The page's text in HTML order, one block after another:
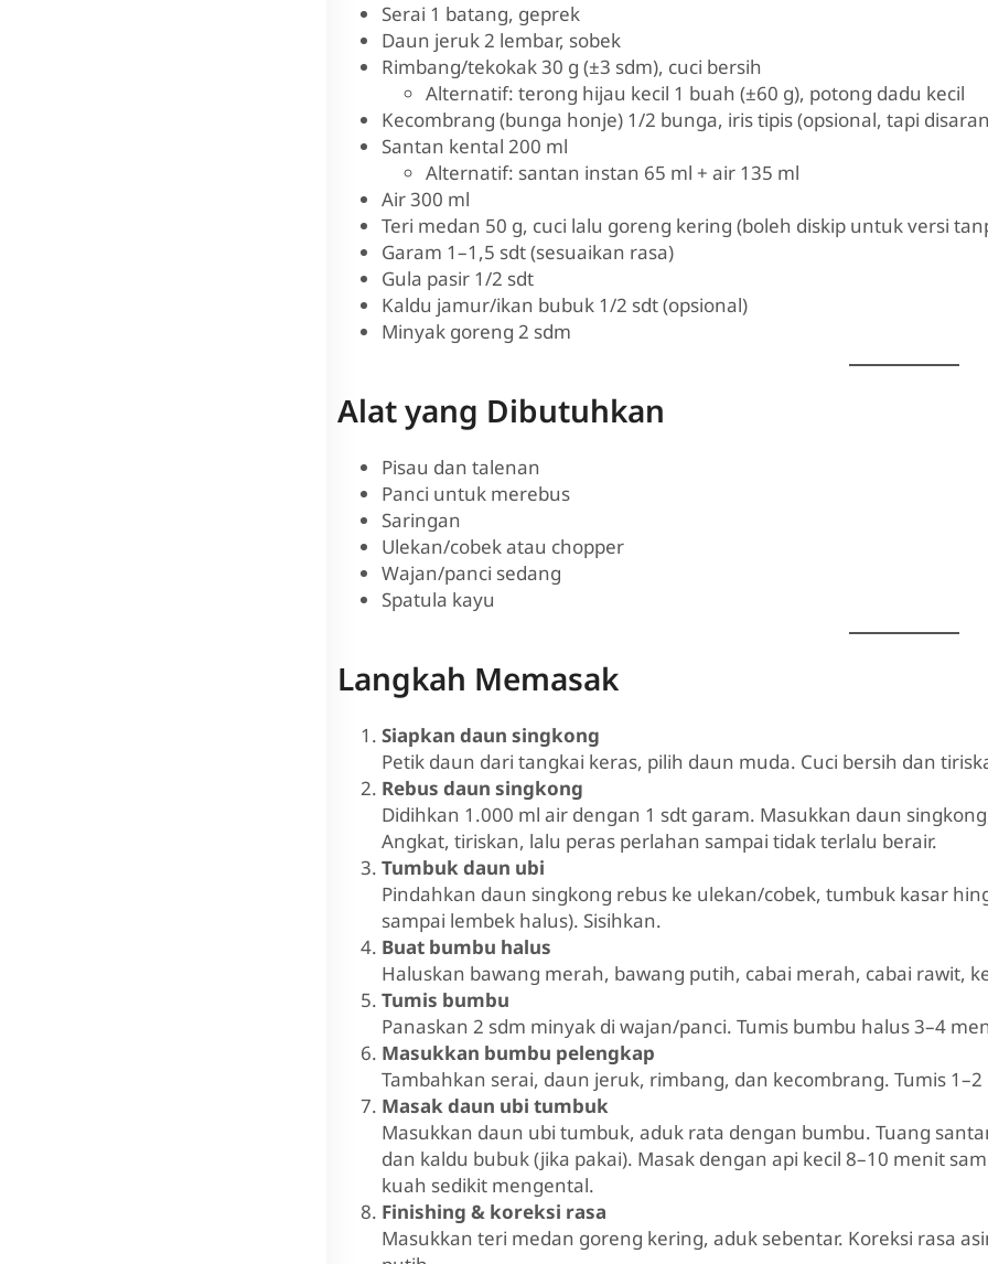
Serai 1 batang, geprek
Daun jeruk 2 lembar, sobek
Rimbang/tekokak 30 g (±3 sdm), cuci bersih
Alternatif: terong hijau kecil 1 buah (±60 g), potong dadu kecil
Kecombrang (bunga honje) 1/2 bunga, iris tipis (opsional, tapi
Santan kental 200 ml
Alternatif: santan instan 65 ml + air 135 ml
Air 300 ml
Teri medan 50 g, cuci lalu goreng kering (boleh diskip untuk versi
Garam 1–1,5 sdt (sesuaikan rasa)
Gula pasir 1/2 sdt
Kaldu jamur/ikan bubuk 1/2 sdt (opsional)
Minyak goreng 2 sdm
Alat yang Dibutuhkan
Pisau dan talenan
Panci untuk merebus
Saringan
Ulekan/cobek atau chopper
Wajan/panci sedang
Spatula kayu
Langkah Memasak
Siapkan daun singkong
Petik daun dari tangkai keras, pilih daun muda. Cuci bersih dan
Rebus daun singkong
Didihkan 1.000 ml air dengan 1 sdt garam. Masukkan daun
Angkat, tiriskan, lalu peras perlahan sampai tidak terlalu berair.
Tumbuk daun ubi
Pindahkan daun singkong rebus ke ulekan/cobek, tumbuk kasar
sampai lembek halus). Sisihkan.
Buat bumbu halus
Haluskan bawang merah, bawang putih, cabai merah, cabai rawit,
Tumis bumbu
Panaskan 2 sdm minyak di wajan/panci. Tumis bumbu halus 3–4
Masukkan bumbu pelengkap
Tambahkan serai, daun jeruk, rimbang, dan kecombrang. Tumis
Masak daun ubi tumbuk
Masukkan daun ubi tumbuk, aduk rata dengan bumbu. Tuang
dan kaldu bubuk (jika pakai). Masak dengan api kecil 8–10 menit
kuah sedikit mengental.
Finishing & koreksi rasa
Masukkan teri medan goreng kering, aduk sebentar. Koreksi rasa